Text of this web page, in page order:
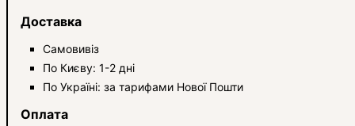
Доставка
Самовивіз
По Києву: 1-2 дні
По Україні: за тарифами Нової Пошти
Оплата